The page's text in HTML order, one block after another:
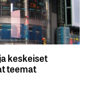
keskeiset
teemat